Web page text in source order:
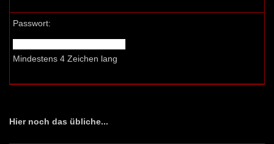
Passwort:
Mindestens 4 Zeichen lang
Hier noch das übliche...